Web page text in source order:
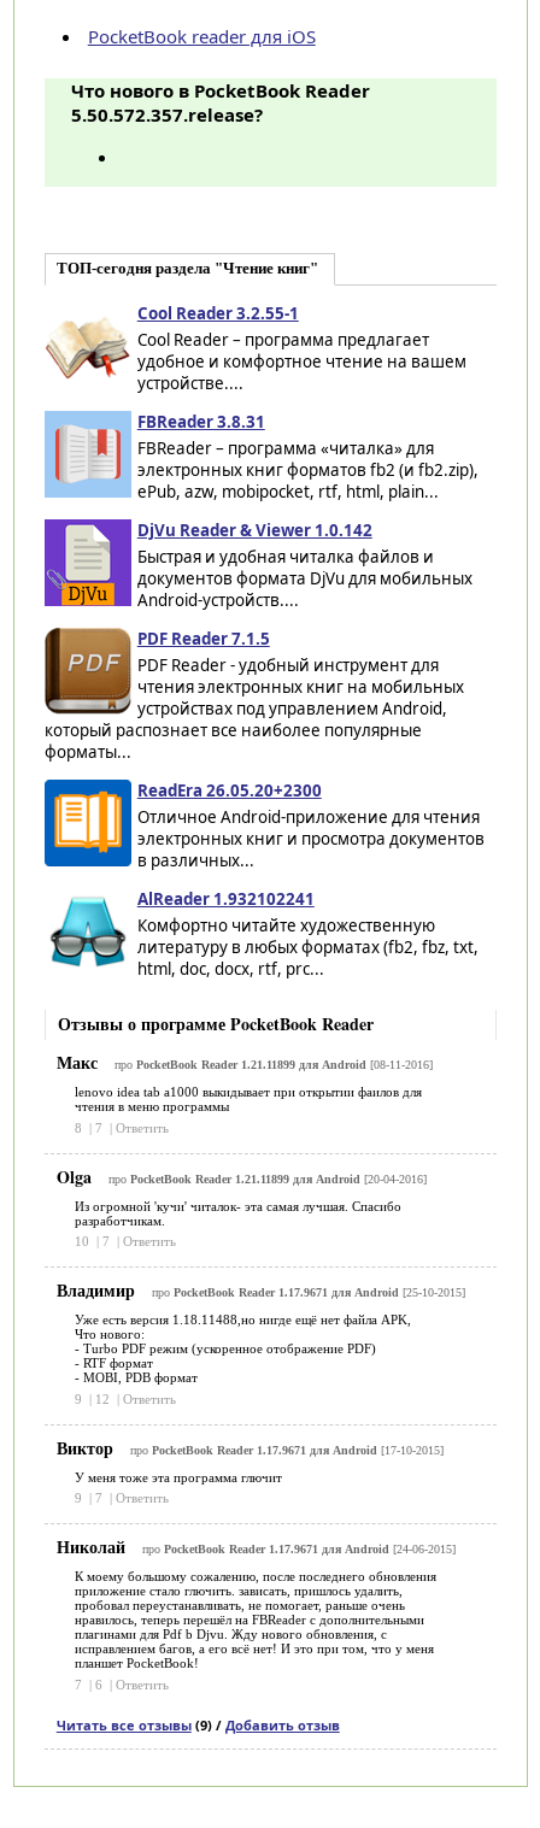
PocketBook reader для iOS
Что нового в PocketBook Reader
5.50.572.357.release?
ТОП-сегодня раздела "Чтение книг"
Cool Reader 3.2.55-1
Cool Reader – программа предлагает
удобное и комфортное чтение на вашем
устройстве....
FBReader 3.8.31
FBReader – программа «читалка» для
электронных книг форматов fb2 (и fb2.zip),
ePub, azw, mobipocket, rtf, html, plain...
DjVu Reader & Viewer 1.0.142
Быстрая и удобная читалка файлов и
документов формата DjVu для мобильных
Android-устройств....
PDF Reader 7.1.5
PDF Reader - удобный инструмент для
чтения электронных книг на мобильных
устройствах под управлением Android,
который распознает все наиболее популярные
форматы...
ReadEra 26.05.20+2300
Отличное Android-приложение для чтения
электронных книг и просмотра документов
в различных...
AlReader 1.932102241
Комфортно читайте художественную
литературу в любых форматах (fb2, fbz, txt,
html, doc, docx, rtf, prc...
Отзывы о программе PocketBook Reader
Макс
про PocketBook Reader 1.21.11899 для Android[08-11-2016]
lenovo idea tab a1000 выкидывает при открытии фаилов для
чтения в меню программы
8
| 7 | Ответить
Olga про PocketBook Reader 1.21.11899 для Android [20-04-2016]
Из огромной 'кучи' читалок- эта самая лучшая. Спасибо
разработчикам.
10
7 Ответить
Владимир про PocketBook Reader 1.17.9671 для Android[25-10-2015]
Уже есть версия 1.18.11488,но нигде ещё нет файла APK,
Что нового:
- Turbo PDF режим (ускоренное отображение PDF)
- RTF формат
- MOBI, PDB формат
9
| 12 | Ответить
Виктор про PocketBook Reader 1.17.9671 для Android [17-10-2015]
У меня тоже эта программа глючит
9
7 Ответить
Николай про PocketBook Reader 1.17.9671 для Android[24-06-2015]
К моему большому сожалению, после последнего обновления
приложение стало глючить. зависать, пришлось удалить,
пробовал переустанавливать, не помогает, раньше очень
нравилось, теперь перешёл на FBReader с дополнительными
плагинами для Pdf b Djvu. Жду нового обновления, с
исправлением багов, а его всё нет! И это при том, что у меня
планшет PocketBook!
7
| 6 | Ответить
Читать все отзывы(9) / Добавить отзыв